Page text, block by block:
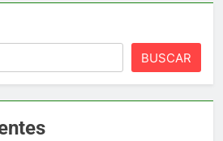
BUSCAR